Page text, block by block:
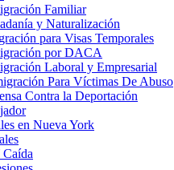
Familiar
y Naturalización
para Visas Temporales
por DACA
Laboral y Empresarial
Para Víctimas De Abuso
Contra la Deportación
en Nueva York
Caída